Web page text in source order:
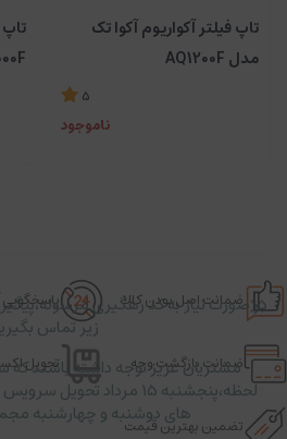
تاپ فیلتر آکواریوم آکوا تک
مدل AQ1200F
5
ناموجود
تاپ
ضمانت اصل بودن کالا پاسخگویی
ضمانت بازگشت وجه تحویل
تضمین بهترین قیمت
در صورت نیاز به کد رهگیری
زیر تماس
مشتریان عزیز توجه داشته باشند که
لحظه،پنجشنبه ۱۵ مرداد
های دوشنبه و چهارشنبه